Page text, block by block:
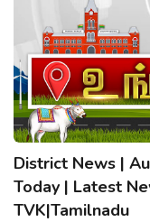
District News |
Today | Latest
TVK|Tamilnadu